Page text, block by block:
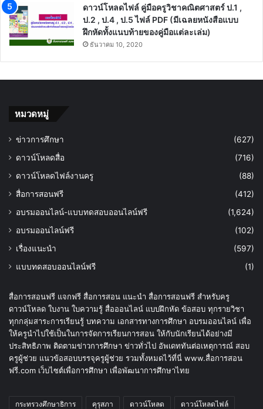
ดาวน์โหลดไฟล์ คู่มือครูวิชาคณิตศาสตร์ ป.1 ,
ป.2 , ป.4 , ป.5 ไฟล์ PDF (มีเฉลยหนังสือแบบ
ฝึกหัดทั้งแนบท้ายของคู่มือแต่ละเล่ม)
ธันวาคม 10, 2020
หมวดหมู่
ข่าวการศึกษา
(627)
ดาวน์โหลดสื่อ
(716)
ดาวน์โหลดไฟล์งานครู
(88)
สื่อการสอนฟรี
(412)
อบรมออนไลน์-แบบทดสอบออนไลน์ฟรี
(1,624)
อบรมออนไลน์ฟรี
(102)
เรื่องแนะนำ
(597)
แบบทดสอบออนไลน์ฟรี
(1)
สื่อการสอนฟรี แจกฟรี สื่อการสอน แนะนำ สื่อการสอนฟรี สำหรับครู
ดาวน์โหลด ใบงาน ใบความรู้ สื่อออนไลน์ แบบฝึกหัด ข้อสอบ ทุกรายวิชา
ทุกกลุ่มสาระการเรียนรู้ บทความ เอกสารทางการศึกษา อบรมออนไลน์ เพื่อ
ให้ครูนำไปใช้เป็นในการจัดการเรียนการสอน ให้กับนักเรียนได้อย่างมี
ประสิทธิภาพ ติดตามข่าวการศึกษา ข่าวทั่วไป อัพเดททันต่อเหตุการณ์ สอบ
ครูผู้ช่วย แนวข้อสอบบรรจุครูผู้ช่วย รวมทั้งหมดไว้ที่นี่ www.สื่อการสอน
ฟรี.com เว็บไซต์เพื่อการศึกษา เพื่อพัฒนาการศึกษาไทย
กระทรวงศึกษาธิการ คุรุสภา ดาวน์โหลด ดาวน์โหลดไฟล์